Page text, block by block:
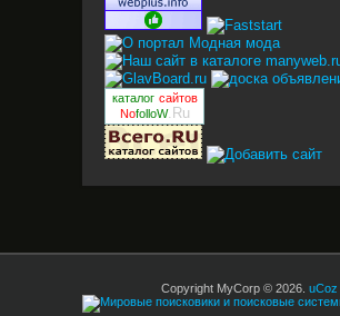
каталог сайтов
NofolloW.Ru
Copyright MyCorp © 2026. uCoz